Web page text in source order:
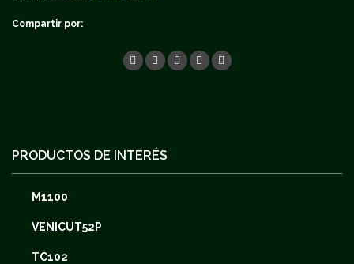
Compartir por:
PRODUCTOS DE INTERÉS
M1100
VENICUT52P
TC102